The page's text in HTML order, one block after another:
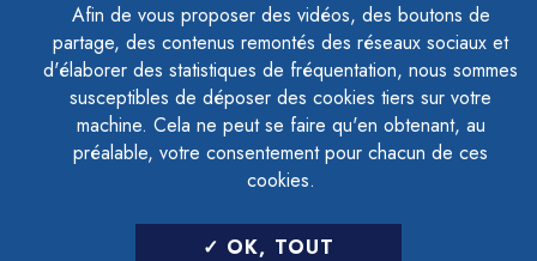
Afin de vous proposer des vidéos, des boutons de
partage, des contenus remontés des réseaux sociaux et
d'élaborer des statistiques de fréquentation, nous sommes
susceptibles de déposer des cookies tiers sur votre
machine. Cela ne peut se faire qu'en obtenant, au
préalable, votre consentement pour chacun de ces
cookies.
OK, TOUT
ACCESSIBILITÉ - PARTIELLEMENT CONFORME
PLAN DU SITE
MENTIONS LÉGALES
CONTACTER LE DÉLÉGUÉ À LA PROTECTION DES DONNÉES
GESTION DES COOKIES
LETTRE D'INFORMATION